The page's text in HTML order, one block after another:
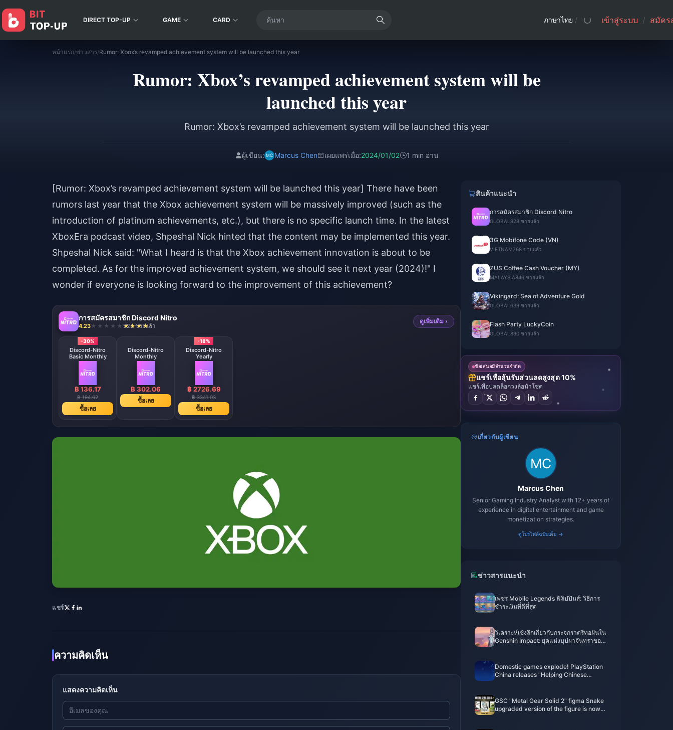
DIRECT TOP-UP GAME CARD ภาษาไทย / เข้าสู่ระบบ / สมัคร
หน้าแรก/ข่าวสาร/Rumor: Xbox’s revamped achievement system will be launched this year
Rumor: Xbox’s revamped achievement system will be
launched this year
Rumor: Xbox’s revamped achievement system will be launched this year
ผู้เขียน: Marcus Chen เผยแพร่เมื่อ:2024/01/02 1 min อ่าน
[Rumor: Xbox’s revamped achievement system will be launched this year] There have been
rumors last year that the Xbox achievement system will be massively improved (such as the
introduction of platinum achievements, etc.), but there is no specific launch time. In the latest
XboxEra podcast video, Shpeshal Nick hinted that the content may be implemented this year.
Shpeshal Nick said: "What I heard is that the Xbox achievement innovation is about to be
completed. As for the improved achievement system, we should see it next year (2024)!" I
wonder if everyone is looking forward to the improvement of this achievement?
การสมัครสมาชิก Discord Nitro
4.23 928 ขายแล้ว
ดูเพิ่มเติม ›
-30%
Discord-Nitro
Basic Monthly
฿ 136.17
฿ 194.62
ซื้อเลย
Discord-Nitro
Monthly
฿ 302.06
ซื้อเลย
-18%
Discord-Nitro
Yearly
฿ 2726.69
฿ 3341.03
ซื้อเลย
แชร์
ความคิดเห็น
แสดงความคิดเห็น
สินค้าแนะนำ
การสมัครสมาชิก Discord Nitro
GLOBAL 928 ขายแล้ว
3G Mobifone Code (VN)
VIETNAM768 ขายแล้ว
ZUS Coffee Cash Voucher (MY)
MALAYSIA846 ขายแล้ว
Vikingard: Sea of Adventure Gold
GLOBAL 639 ขายแล้ว
Flash Party LuckyCoin
GLOBAL 890 ขายแล้ว
ข้อเสนอมีจำนวนจำกัด
แชร์เพื่อลุ้นรับส่วนลดสูงสุด 10%
แชร์เพื่อปลดล็อกวงล้อนำโชค
เกี่ยวกับผู้เขียน
Marcus Chen
Senior Gaming Industry Analyst with 12+ years of
experience in digital entertainment and game
monetization strategies.
ดูโปรไฟล์ฉบับเต็ม →
ข่าวสารแนะนำ
เพชร Mobile Legends ฟิลิปปินส์: วิธีการ
ชำระเงินที่ดีที่สุด
วิเคราะห์เชิงลึกเกี่ยวกับกระจกราตรีทอฝันใน
Genshin Impact: ยุคแห่งบุปผาจันทราของ
Domestic games explode! PlayStation
China releases "Helping Chinese
GSC "Metal Gear Solid 2" figma Snake
upgraded version of the figure is now